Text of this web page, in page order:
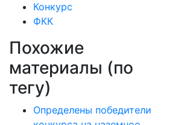
Конкурс
ФКК
Похожие
материалы (по
тегу)
Определены победители